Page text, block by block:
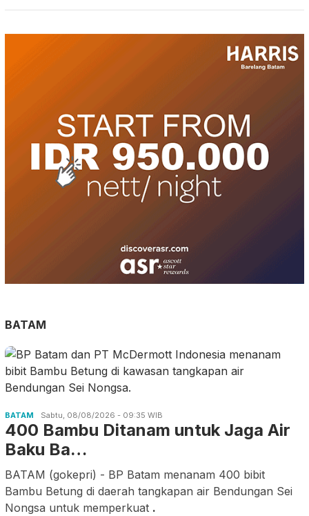
BATAM
BATAM Sabtu, 08/08/2026 - 09:35 WIB
400 Bambu Ditanam untuk Jaga Air
Baku Ba…
BATAM (gokepri) - BP Batam menanam 400 bibit
Bambu Betung di daerah tangkapan air Bendungan Sei
Nongsa untuk memperkuat .